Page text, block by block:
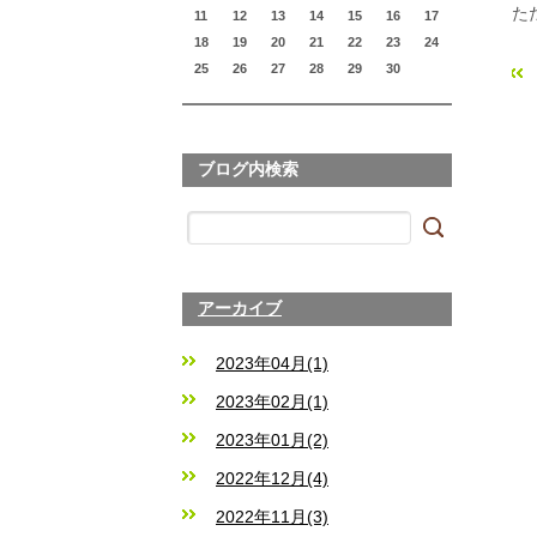
た
11
12 13 14 15 16
17
18
19 20 21 22 23
24
25
26 27 28 29 30
ブログ内検索
アーカイブ
2023年04月(1)
2023年02月(1)
2023年01月(2)
2022年12月(4)
2022年11月(3)